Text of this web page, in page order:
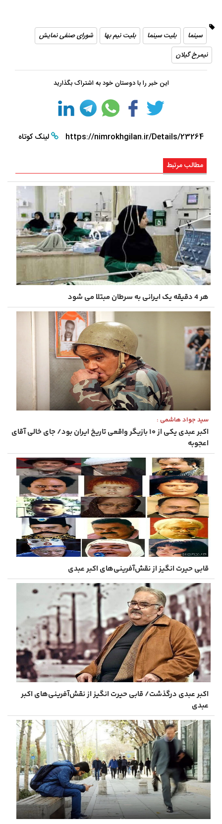
سینما بلیت سینما بلیت نیم بها
شورای صنفی نمایش
نیمرخ گیلان
این خبر را با دوستان خود به اشتراک بگذارید
https://nimrokhgilan.ir/Details/23264 لینک کوتاه
مطالب مرتبط
هر 4 دقیقه یک ایرانی به سرطان مبتلا می شود
سید جواد هاشمی :
اکبر عبدی یکی از ۱۰ بازیگر واقعی تاریخ ایران بود/ جای خالی آقای
اعجوبه‌
قابی حیرت‌ انگیز از نقش‌آفرینی‌های اکبر عبدی
اکبر عبدی درگذشت/ قابی حیرت‌ انگیز از نقش‌آفرینی‌های اکبر
عبدی